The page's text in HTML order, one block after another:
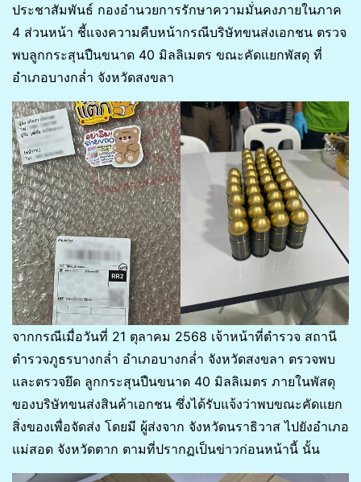
ประชาสัมพันธ์ กองอำนวยการรักษาความมั่นคงภายในภาค
4 ส่วนหน้า ชี้แจงความคืบหน้ากรณีบริษัทขนส่งเอกชน ตรวจ
พบลูกกระสุนปืนขนาด 40 มิลลิเมตร ขณะคัดแยกพัสดุ ที่
อำเภอบางกล่ำ จังหวัดสงขลา
จากกรณีเมื่อวันที่ 21 ตุลาคม 2568 เจ้าหน้าที่ตำรวจ สถานี
ตำรวจภูธรบางกล่ำ อำเภอบางกล่ำ จังหวัดสงขลา ตรวจพบ
และตรวจยึด ลูกกระสุนปืนขนาด 40 มิลลิเมตร ภายในพัสดุ
ของบริษัทขนส่งสินค้าเอกชน ซึ่งได้รับแจ้งว่าพบขณะคัดแยก
สิ่งของเพื่อจัดส่ง โดยมี ผู้ส่งจาก จังหวัดนราธิวาส ไปยังอำเภอ
แม่สอด จังหวัดตาก ตามที่ปรากฏเป็นข่าวก่อนหน้านี้ นั้น